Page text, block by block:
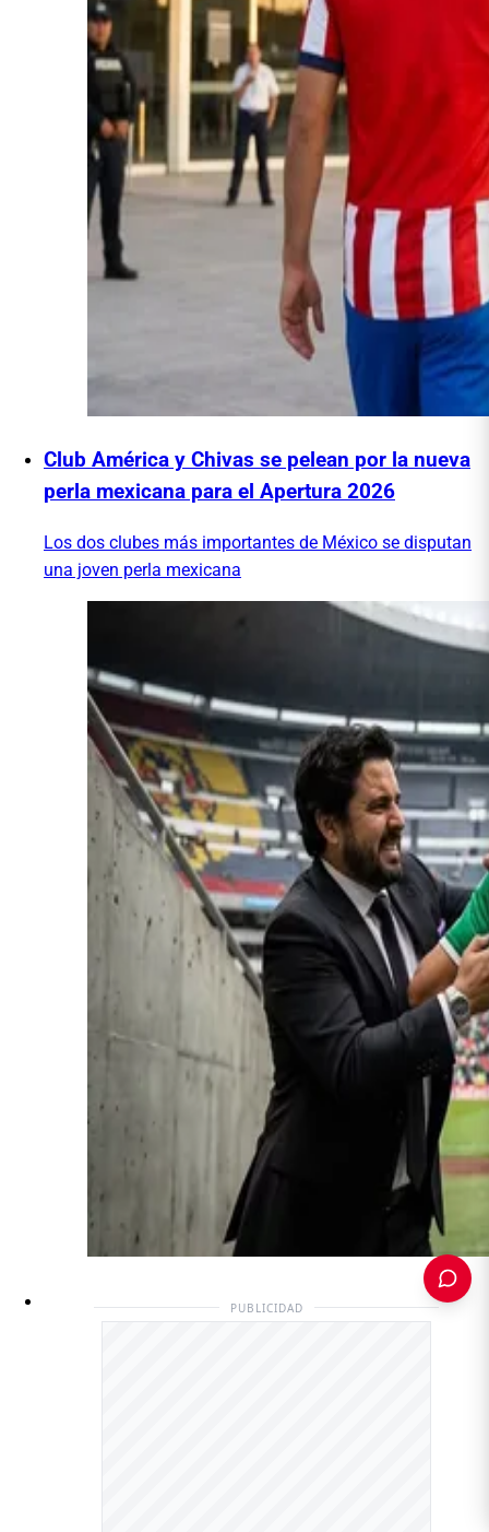
Club América y Chivas se pelean por la nueva
perla mexicana para el Apertura 2026
Los dos clubes más importantes de México se disputan
una joven perla mexicana
PUBLICIDAD